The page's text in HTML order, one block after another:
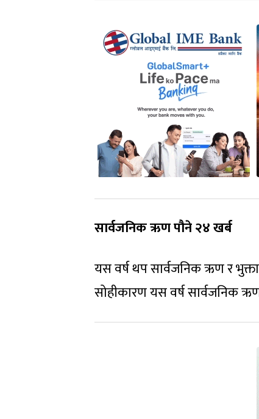
सार्वजनिक ऋण पौने २४ खर्ब
यस वर्ष थप सार्वजनिक ऋण र
सोहीकारण यस वर्ष सार्वजनिक